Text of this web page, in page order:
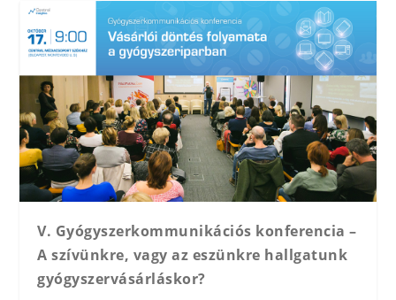
V. Gyógyszerkommunikációs konferencia –
A szívünkre, vagy az eszünkre hallgatunk
gyógyszervásárláskor?